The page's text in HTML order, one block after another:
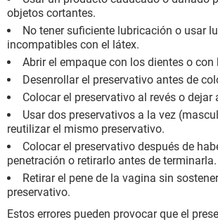
objetos cortantes.
No tener suficiente lubricación o usar
incompatibles con el látex.
Abrir el empaque con los dientes o con
Desenrollar el preservativo antes de
Colocar el preservativo al revés o dejar
Usar dos preservativos a la vez
reutilizar el mismo preservativo.
Colocar el preservativo después de
penetración o retirarlo antes de terminarla.
Retirar el pene de la vagina sin
preservativo.
Estos errores pueden provocar que el